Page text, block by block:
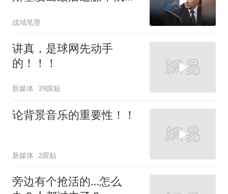
战域笔墨
讲真，是球网先动手
的！！！
新媒体 39跟贴
论背景音乐的重要性！！
新媒体 2跟贴
旁边有个抢活的…怎么